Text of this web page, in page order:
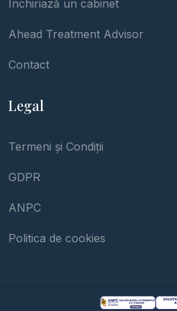
Închiriază un cabinet
Ahead Treatment Advisor
Contact
Legal
Termeni și Condiții
GDPR
ANPC
Politica de cookies